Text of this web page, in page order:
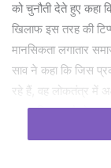
को चुनौती देते हुए कहा
खिलाफ इस तरह की
मानसिकता लगातार
साव ने कहा कि जिस
रहे हैं, वह लोकतंत्र में
सबक सिखाया है, वे अब
अधिकारियों को